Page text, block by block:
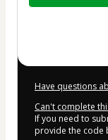
$62.00
Have questions
Can't complete
If you need to
provide the code